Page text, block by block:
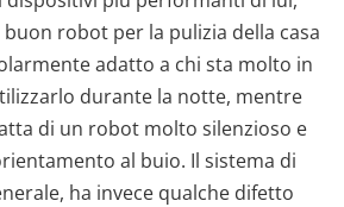
robot per la pulizia della casa
adatto a chi sta molto in
durante la notte, mentre
di un robot molto silenzioso e
al buio. Il sistema di
ha invece qualche difetto